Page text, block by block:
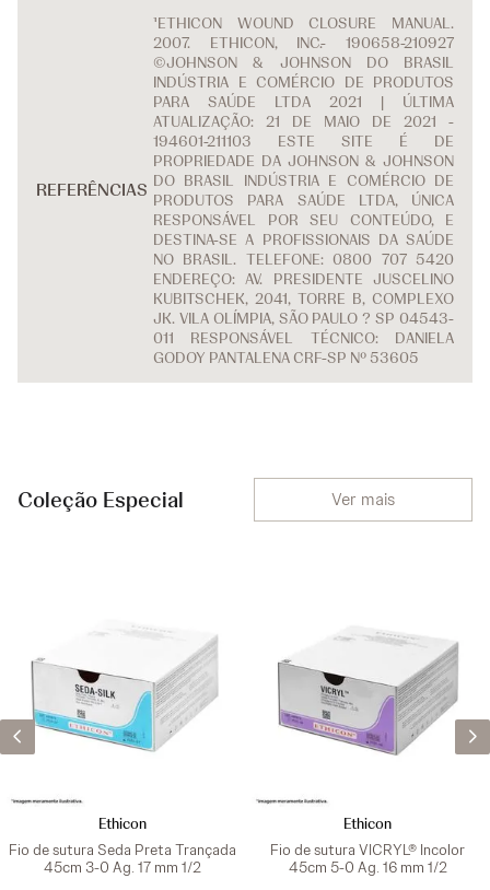
REFERÊNCIAS
¹ETHICON WOUND CLOSURE MANUAL.
2007. ETHICON, INC.- 190658-210927
©JOHNSON & JOHNSON DO BRASIL
INDÚSTRIA E COMÉRCIO DE PRODUTOS
PARA SAÚDE LTDA 2021 | ÚLTIMA
ATUALIZAÇÃO: 21 DE MAIO DE 2021 -
194601-211103 ESTE SITE É DE
PROPRIEDADE DA JOHNSON & JOHNSON
DO BRASIL INDÚSTRIA E COMÉRCIO DE
PRODUTOS PARA SAÚDE LTDA, ÚNICA
RESPONSÁVEL POR SEU CONTEÚDO, E
DESTINA-SE A PROFISSIONAIS DA SAÚDE
NO BRASIL. TELEFONE: 0800 707 5420
ENDEREÇO: AV. PRESIDENTE JUSCELINO
KUBITSCHEK, 2041, TORRE B, COMPLEXO
JK. VILA OLÍMPIA, SÃO PAULO ? SP 04543-
011 RESPONSÁVEL TÉCNICO: DANIELA
GODOY PANTALENA CRF-SP Nº 53605
Coleção Especial Ver mais
Ethicon
Fio de sutura Seda Preta Trançada
45cm 3-0 Ag. 17 mm 1/2
Ethicon
Fio de sutura VICRYL® Incolor
45cm 5-0 Ag. 16 mm 1/2